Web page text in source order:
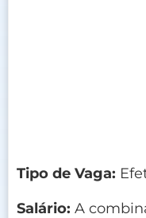
Tipo de Vaga:
Salário: A